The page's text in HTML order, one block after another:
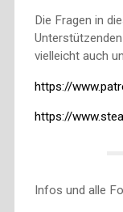
Die Fragen in
vielleicht auch
https://
https://
Infos und alle